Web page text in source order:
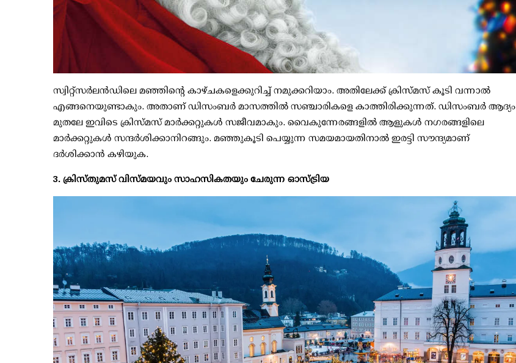
സ്വിറ്റ്‌സര്‍ലന്‍ഡിലെ മഞ്ഞിന്റെ കാഴ്ചകളെക്കുറിച്ച് നമുക്കറിയാം. അതിലേക്ക് ക്രിസ്മസ് കൂടി വന്നാല്‍
എങ്ങനെയുണ്ടാകും. അതാണ് ഡിസംബര്‍ മാസത്തില്‍ സഞ്ചാരികളെ കാത്തിരിക്കുന്നത്. ഡിസംബര്‍ ആദ്യം
മുതലേ ഇവിടെ ക്രിസ്മസ് മാര്‍ക്കറ്റുകള്‍ സജീവമാകും. വൈകുന്നേരങ്ങളില്‍ ആളുകള്‍ നഗരങ്ങളിലെ
മാര്‍ക്കറ്റുകള്‍ സന്ദര്‍ശിക്കാനിറങ്ങും. മഞ്ഞുകൂടി പെയ്യുന്ന സമയമായതിനാല്‍ ഇരട്ടി സൗന്ദ്യമാണ്
ദര്‍ശിക്കാന്‍ കഴിയുക.
3. ക്രിസ്തുമസ് വിസ്മയവും സാഹസികതയും ചേരുന്ന ഓസ്ട്രിയ